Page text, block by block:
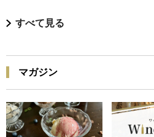
すべて見る
マガジン